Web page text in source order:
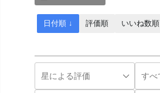
日付順 ↓ 評価順 いいね数順